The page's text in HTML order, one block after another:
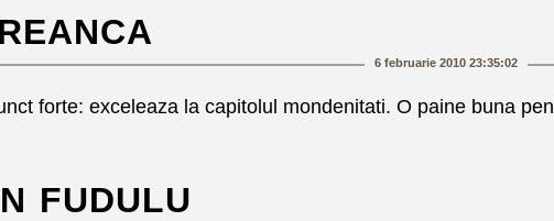
6 februarie 2010 23:35:02
forte: exceleaza la capitolul mondenitati. O paine buna
FUDULU